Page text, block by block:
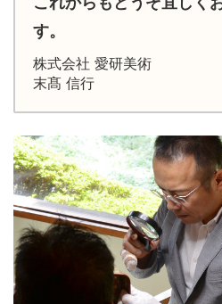
す。
株式会社 愛研美術
末髙 信行